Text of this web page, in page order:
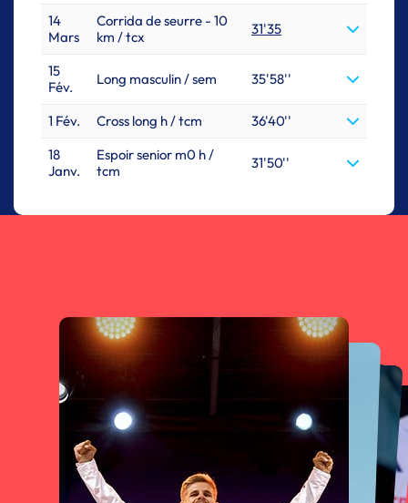
14
Mars
Corrida de seurre - 10
km / tcx
31'35
15
Fév.
Long masculin / sem 35'58''
1 Fév. Cross long h / tcm
36'40''
18
Janv.
Espoir senior m0 h /
tcm
31'50''